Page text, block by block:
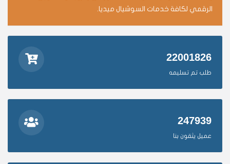
الرقمي لكافة خدمات السوشيال ميديا.
22001826
طلب تم تسليمه
247939
عميل يثقون بنا